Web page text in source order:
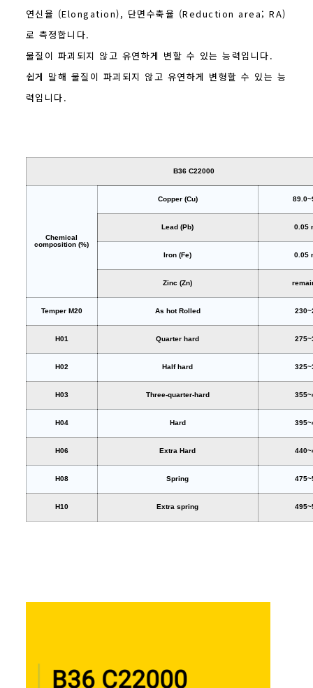
연신율 (Elongation), 단면수축율 (Reduction area; RA)
로 측정합니다.
물질이 파괴되지 않고 유연하게 변할 수 있는 능력입니다.
쉽게 말해 물질이 파괴되지 않고 유연하게 변형할 수 있는 능
력입니다.
B36 C22000
Chemical
composition (%)
Copper (Cu)
Lead (Pb) 0.05
Iron (Fe) 0.05
Zinc (Zn)
Temper M20 As hot Rolled
H01 Quarter hard
H02 Half hard
H03 Three-quarter-hard
H04 Hard
H06 Extra Hard
H08 Spring
H10 Extra spring